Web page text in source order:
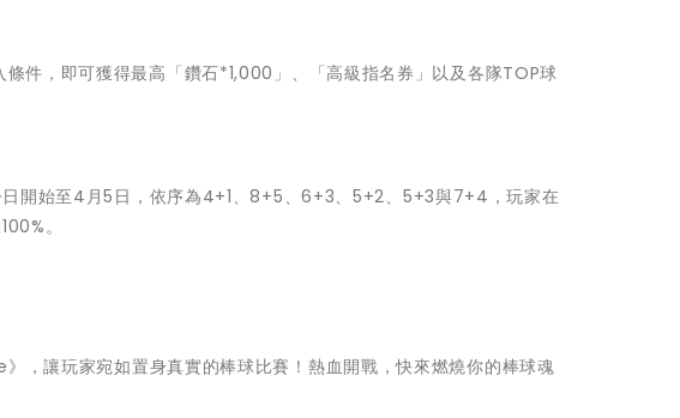
件，即可獲得最高「鑽石*1,000」、「高級指名券」以及各隊TOP球
開始至4月5日，依序為4+1、8+5、6+3、5+2、5+3與7+4，玩家在
。
，讓玩家宛如置身真實的棒球比賽！熱血開戰，快來燃燒你的棒球魂